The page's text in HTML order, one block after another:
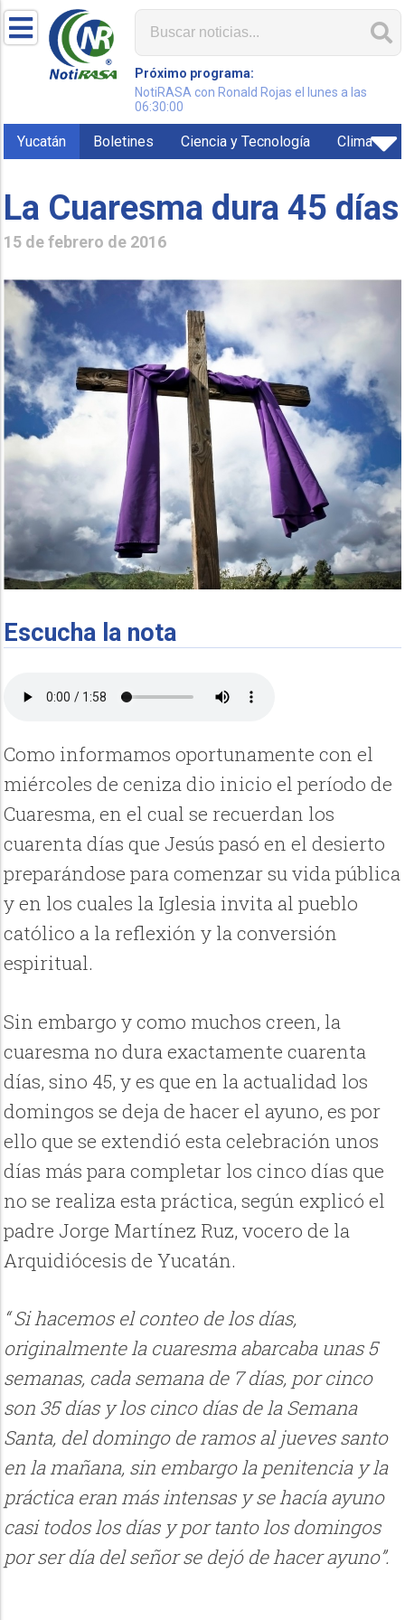
Próximo programa:
NotiRASA con Ronald Rojas el lunes a las
06:30:00
Yucatán Boletines Ciencia y Tecnología Clima
La Cuaresma dura 45 días
15 de febrero de 2016
Escucha la nota
Como informamos oportunamente con el
miércoles de ceniza dio inicio el período de
Cuaresma, en el cual se recuerdan los
cuarenta días que Jesús pasó en el desierto
preparándose para comenzar su vida pública
y en los cuales la Iglesia invita al pueblo
católico a la reflexión y la conversión
espiritual.
Sin embargo y como muchos creen, la
cuaresma no dura exactamente cuarenta
días, sino 45, y es que en la actualidad los
domingos se deja de hacer el ayuno, es por
ello que se extendió esta celebración unos
días más para completar los cinco días que
no se realiza esta práctica, según explicó el
padre Jorge Martínez Ruz, vocero de la
Arquidiócesis de Yucatán.
“ Si hacemos el conteo de los días,
originalmente la cuaresma abarcaba unas 5
semanas, cada semana de 7 días, por cinco
son 35 días y los cinco días de la Semana
Santa, del domingo de ramos al jueves santo
en la mañana, sin embargo la penitencia y la
práctica eran más intensas y se hacía ayuno
casi todos los días y por tanto los domingos
por ser día del señor se dejó de hacer ayuno”.